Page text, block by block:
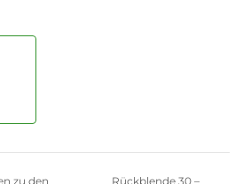
zu den
Rückblende 30 –